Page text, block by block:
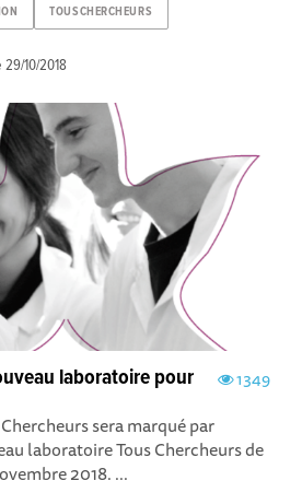
TOUSCHERCHEURS
29/10/2018
1349
laboratoire pour
sera marqué par
laboratoire Tous Chercheurs de
2018. ...